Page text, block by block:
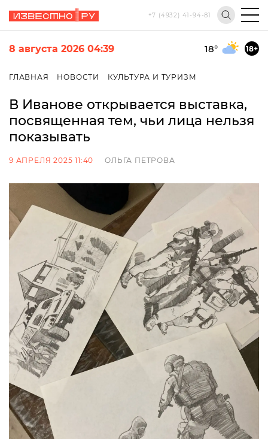
+7 (4932) 41-94-81
8 августа 2026 04:39 18° 18+
ГЛАВНАЯ НОВОСТИ КУЛЬТУРА И ТУРИЗМ
В Иванове открывается выставка,
посвященная тем, чьи лица нельзя
показывать
9 АПРЕЛЯ 2025 11:40 ОЛЬГА ПЕТРОВА